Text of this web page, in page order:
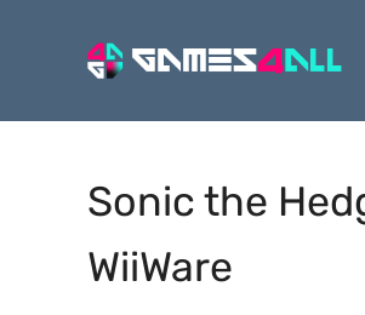
Sonic the
WiiWare